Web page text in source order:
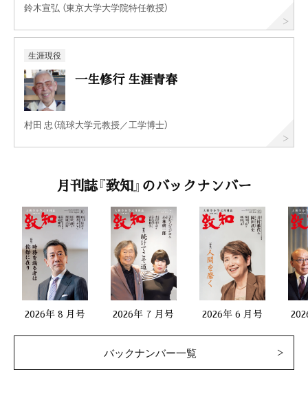
鈴木宣弘 （東京大学大学院特任教授）
生涯現役
一生修行 生涯青春
村田 忠（琉球大学元教授／工学博士）
月刊誌『致知』のバックナンバー
2026年 8 月号 2026年 7 月号 2026年 6 月号
バックナンバー一覧